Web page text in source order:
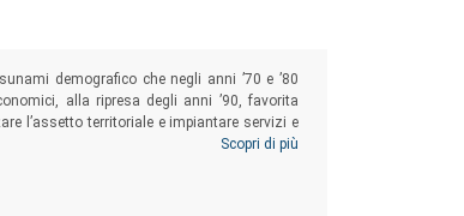
demografico che negli anni ’70 e ’80
alla ripresa degli anni ’90, favorita
l’assetto territoriale e impiantare servizi e
la nostra contemporaneità, ma
nuovi percorsi e verificarne le potenzialità.
Scopri di più